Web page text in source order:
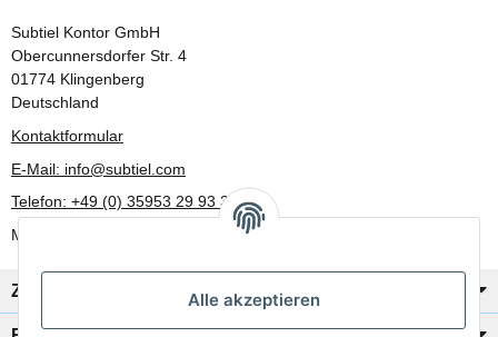
Alle akzeptieren
Subtiel Kontor GmbH
Obercunnersdorfer Str. 4
01774 Klingenberg
Deutschland
Kontaktformular
E-Mail: info@subtiel.com
Telefon: +49 (0) 35953 29 93 30
Mo-Fr: 8:00 Uhr - 17:00 Uhr
Zahlung/Versand